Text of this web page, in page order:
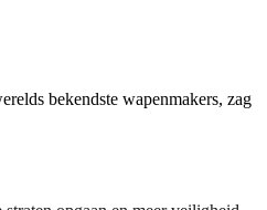
bekendste wapenmakers, zag